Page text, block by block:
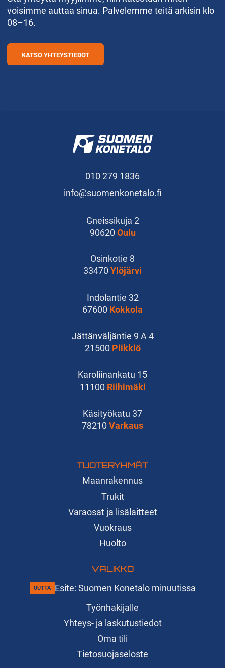
voisimme auttaa sinua. Palvelemme teitä arkisin klo
08–16.
KATSO YHTEYSTIEDOT
TUOTERYHMÄT
Maanrakennus
Trukit
Varaosat ja lisälaitteet
Vuokraus
Huolto
VALIKKO
Esite: Suomen Konetalo minuutissa
Työnhakijalle
Yhteys- ja laskutustiedot
Oma tili
Tietosuojaseloste
010 279 1836
info@suomenkonetalo.fi
Gneissikuja 2
90620 Oulu
Osinkotie 8
33470 Ylöjärvi
Indolantie 32
67600 Kokkola
Jättänväljäntie 9 A 4
21500 Piikkiö
Karoliinankatu 15
11100 Riihimäki
Käsityökatu 37
78210 Varkaus